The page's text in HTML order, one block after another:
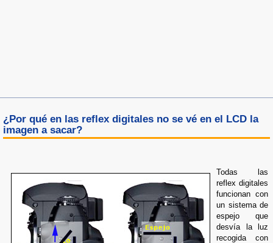
¿Por qué en las reflex digitales no se vé en el LCD la
imagen a sacar?
Todas las
reflex digitales
funcionan con
un sistema de
espejo que
desvía la luz
recogida con